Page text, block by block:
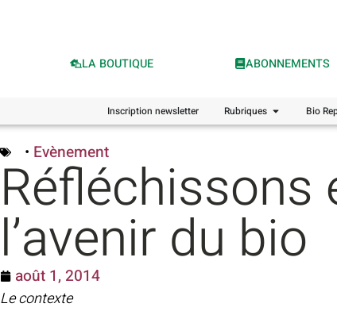
LA BOUTIQUE ABONNEMENTS
Inscription newsletter Rubriques Bio
• Evènement
Réfléchissons
l’avenir du bio
août 1, 2014
Le contexte